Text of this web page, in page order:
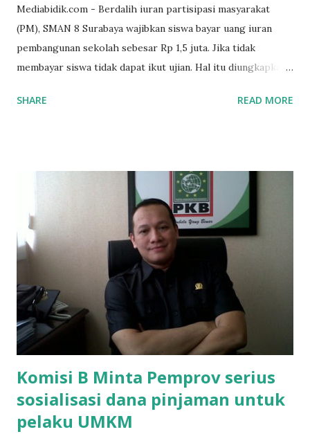
Mediabidik.com - Berdalih iuran partisipasi masyarakat
(PM), SMAN 8 Surabaya wajibkan siswa bayar uang iuran
pembangunan sekolah sebesar Rp 1,5 juta. Jika tidak
membayar siswa tidak dapat ikut ujian. Hal itu diungkapkan
SMAN 8 Jalan Iskandar Muda Surabaya mengatakan, ada
Mujib menambahkan, akhirnya terpaksa ortu nya pinjam
uang tetangga 500 ribu, agar anaknya bisa ikut ujian.
"Kasihan dia sudah tidak punya ayah, ibunya saudara saya,
kerja sebagai pembantu rumah tangga. Tolong dibantu mas,
agar uang bisa kembali,"ungkapnya. Perihal adanya
penarikan uang iuran untuk pembangunan gedung sekolah,
dibenarkan oleh Atika Fadhilah siswa kelas XI saat
diwawancarai. "Benar, bilangnya wajib Rp 1,5 juta dan waktu
terakh...
SHARE READ MORE
Komisi B Minta Pemprov serius
sosialisasi dana pinjaman untuk
pelaku UMKM